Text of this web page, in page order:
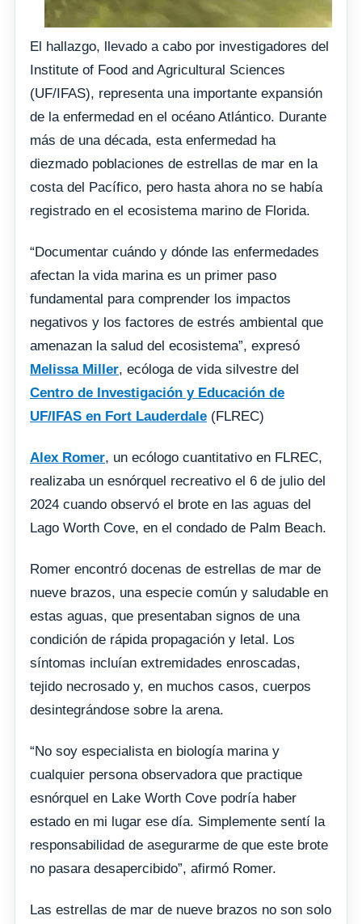
El hallazgo, llevado a cabo por investigadores del
Institute of Food and Agricultural Sciences
(UF/IFAS), representa una importante expansión
de la enfermedad en el océano Atlántico. Durante
más de una década, esta enfermedad ha
diezmado poblaciones de estrellas de mar en la
costa del Pacífico, pero hasta ahora no se había
registrado en el ecosistema marino de Florida.
“Documentar cuándo y dónde las enfermedades
afectan la vida marina es un primer paso
fundamental para comprender los impactos
negativos y los factores de estrés ambiental que
amenazan la salud del ecosistema”, expresó
Melissa Miller, ecóloga de vida silvestre del
Centro de Investigación y Educación de
UF/IFAS en Fort Lauderdale (FLREC)
Alex Romer, un ecólogo cuantitativo en FLREC,
realizaba un esnórquel recreativo el 6 de julio del
2024 cuando observó el brote en las aguas del
Lago Worth Cove, en el condado de Palm Beach.
Romer encontró docenas de estrellas de mar de
nueve brazos, una especie común y saludable en
estas aguas, que presentaban signos de una
condición de rápida propagación y letal. Los
síntomas incluían extremidades enroscadas,
tejido necrosado y, en muchos casos, cuerpos
desintegrándose sobre la arena.
“No soy especialista en biología marina y
cualquier persona observadora que practique
esnórquel en Lake Worth Cove podría haber
estado en mi lugar ese día. Simplemente sentí la
responsabilidad de asegurarme de que este brote
no pasara desapercibido”, afirmó Romer.
Las estrellas de mar de nueve brazos no son solo